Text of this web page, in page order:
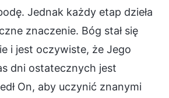
Jednak każdy etap dzieła
znaczenie. Bóg stał się
i jest oczywiste, że Jego
dni ostatecznych jest
On, aby uczynić znanymi